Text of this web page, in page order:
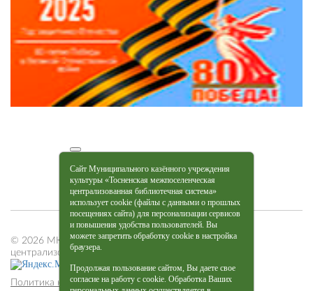
Сайт Муниципального казённого учреждения
культуры «Тосненская межпоселенческая
централизованная библиотечная система»
использует cookie (файлы с данными о прошлых
посещениях сайта) для персонализации сервисов
и повышения удобства пользователей. Вы
можете запретить обработку cookie в настройка
браузера.
Продолжая пользование сайтом, Вы даете свое
согласие на работу с cookie. Обработка Ваших
© 2026 МКУК «Тосненская межпоселенческая
централизованная библиотечная система»
Политика конфиденциальности